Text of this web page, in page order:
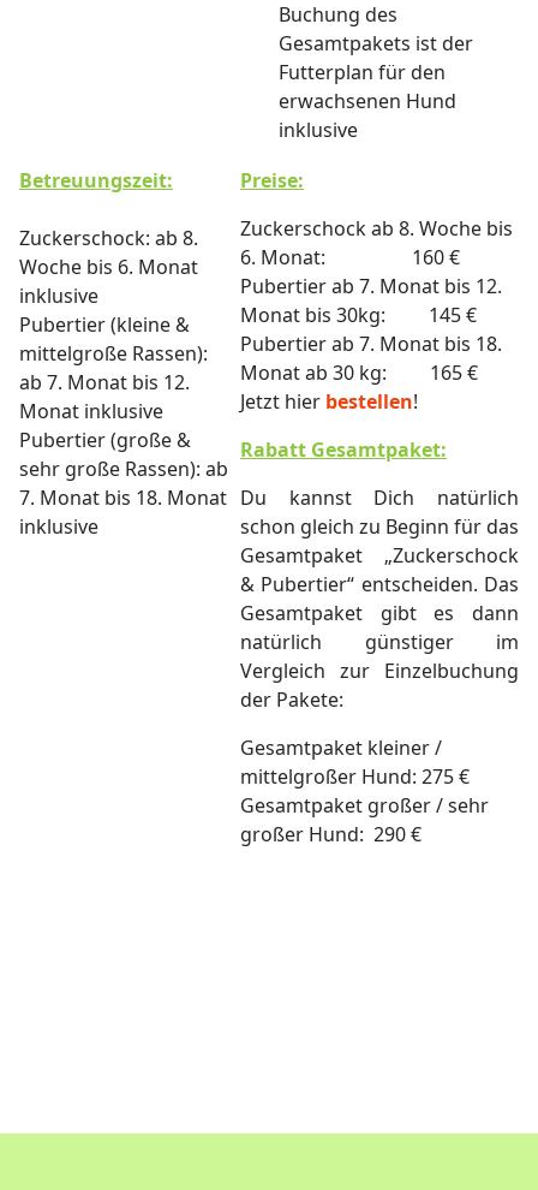
Buchung des
Gesamtpakets ist der
Futterplan für den
erwachsenen Hund
inklusive
Betreuungszeit:
Zuckerschock: ab 8.
Woche bis 6. Monat
inklusive
Pubertier (kleine &
mittelgroße Rassen):
ab 7. Monat bis 12.
Monat inklusive
Pubertier (große &
sehr große Rassen): ab
7. Monat bis 18. Monat
inklusive
Preise:
Zuckerschock ab 8. Woche bis
6. Monat: 160 €
Pubertier ab 7. Monat bis 12.
Monat bis 30kg: 145 €
Pubertier ab 7. Monat bis 18.
Monat ab 30 kg: 165 €
Jetzt hier bestellen!
Rabatt Gesamtpaket:
Du kannst Dich natürlich
schon gleich zu Beginn für das
Gesamtpaket „Zuckerschock
& Pubertier“ entscheiden. Das
Gesamtpaket gibt es dann
natürlich günstiger im
Vergleich zur Einzelbuchung
der Pakete:
Gesamtpaket kleiner /
mittelgroßer Hund: 275 €
Gesamtpaket großer / sehr
großer Hund: 290 €